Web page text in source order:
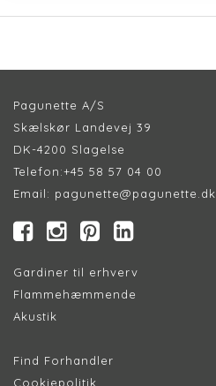
Pagunette A/S
Skælskør Landevej 39
DK-4200 Slagelse
Telefon:+45 58 57 04 00
Email: pagunette@pagunette.dk
Gardiner til erhverv
Flammehæmmende
Akustik
Find Forhandler
Cookiepolitik